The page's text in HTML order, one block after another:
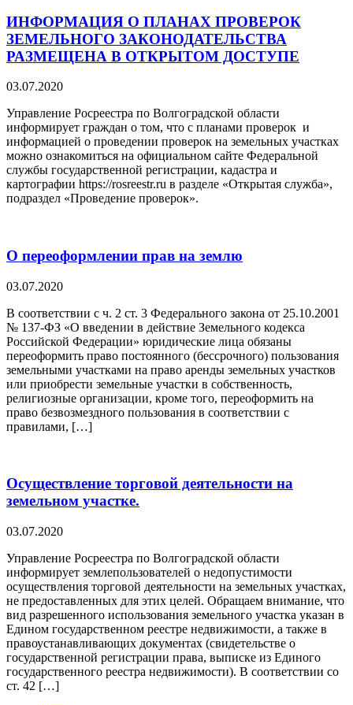
ИНФОРМАЦИЯ О ПЛАНАХ ПРОВЕРОК
ЗЕМЕЛЬНОГО ЗАКОНОДАТЕЛЬСТВА
РАЗМЕЩЕНА В ОТКРЫТОМ ДОСТУПЕ
03.07.2020
Управление Росреестра по Волгоградской области
информирует граждан о том, что с планами проверок и
информацией о проведении проверок на земельных участках
можно ознакомиться на официальном сайте Федеральной
службы государственной регистрации, кадастра и
картографии https://rosreestr.ru в разделе «Открытая служба»,
подраздел «Проведение проверок».
О переоформлении прав на землю
03.07.2020
В соответствии с ч. 2 ст. 3 Федерального закона от 25.10.2001
№ 137-ФЗ «О введении в действие Земельного кодекса
Российской Федерации» юридические лица обязаны
переоформить право постоянного (бессрочного) пользования
земельными участками на право аренды земельных участков
или приобрести земельные участки в собственность,
религиозные организации, кроме того, переоформить на
право безвозмездного пользования в соответствии с
правилами, […]
Осуществление торговой деятельности на
земельном участке.
03.07.2020
Управление Росреестра по Волгоградской области
информирует землепользователей о недопустимости
осуществления торговой деятельности на земельных участках,
не предоставленных для этих целей. Обращаем внимание, что
вид разрешенного использования земельного участка указан в
Едином государственном реестре недвижимости, а также в
правоустанавливающих документах (свидетельстве о
государственной регистрации права, выписке из Единого
государственного реестра недвижимости). В соответствии со
ст. 42 […]